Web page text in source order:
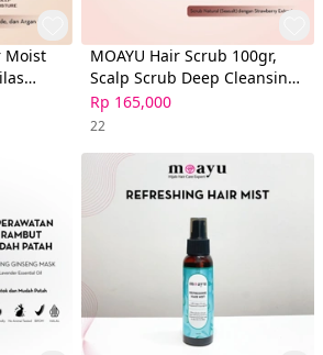
Moist
&
MOAYU Hair Scrub 100gr,
Scalp Scrub Deep Cleansing,
Scrub Kulit Kepala untuk
Rambut Berminyak, Ketombe
Rp 165,000
22